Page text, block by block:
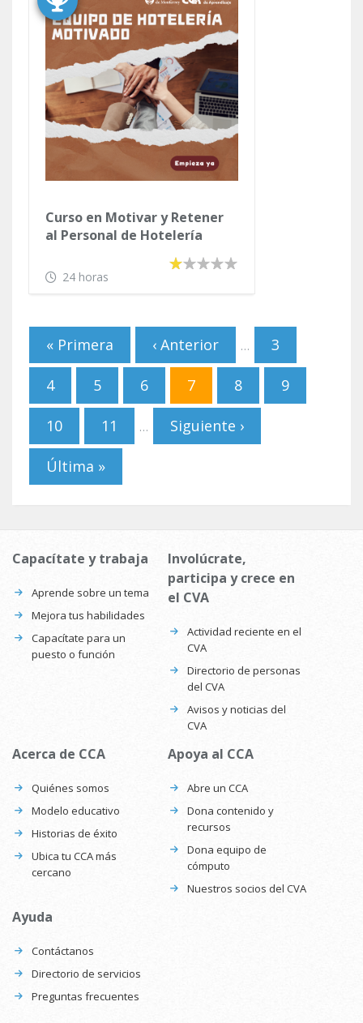
Curso en Motivar y Retener
al Personal de Hotelería
24 horas
Páginas
« Primera ‹ Anterior … 3
4 5 6 7 8 9
10 11 … Siguiente ›
Última »
Capacítate y trabaja
Aprende sobre un tema
Mejora tus habilidades
Capacítate para un
puesto o función
Involúcrate,
participa y crece en
el CVA
Actividad reciente en el
CVA
Directorio de personas
del CVA
Avisos y noticias del
CVA
Acerca de CCA
Quiénes somos
Modelo educativo
Historias de éxito
Ubica tu CCA más
cercano
Apoya al CCA
Abre un CCA
Dona contenido y
recursos
Dona equipo de
cómputo
Nuestros socios del CVA
Ayuda
Contáctanos
Directorio de servicios
Preguntas frecuentes